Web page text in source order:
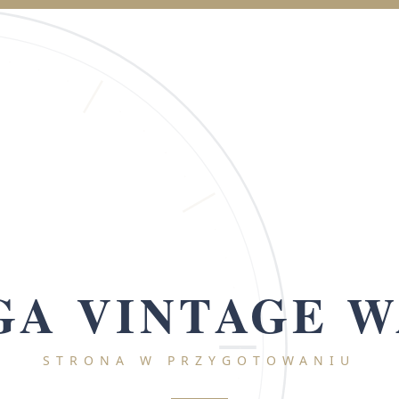
VINTAGE
STRONA W PRZYGOTOWANIU